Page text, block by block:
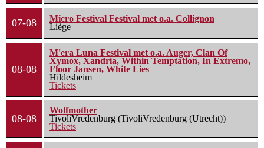
07-08
Micro Festival Festival met o.a. Collignon
Liège
08-08
M'era Luna Festival met o.a. Auger, Clan Of
Xymox, Xandria, Within Temptation, In Extremo,
Floor Jansen, White Lies
Hildesheim
Tickets
08-08
Wolfmother
TivoliVredenburg (TivoliVredenburg (Utrecht))
Tickets